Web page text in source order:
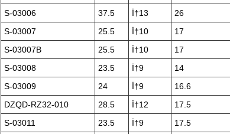
S-03006
37.5 Ï†13 26
S-03007
25.5 Ï†10 17
S-03007B
25.5 Ï†10 17
S-03008
23.5 Ï†9 14
S-03009
24 Ï†9 16.6
DZQD-RZ32-010
28.5 Ï†12 17.5
S-03011
23.5 Ï†9 17.5